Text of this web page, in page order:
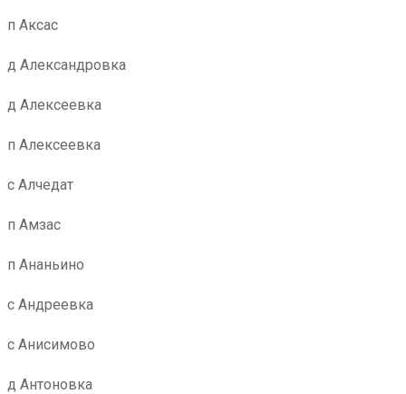
п Аксас
д Александровка
д Алексеевка
п Алексеевка
с Алчедат
п Амзас
п Ананьино
с Андреевка
с Анисимово
д Антоновка